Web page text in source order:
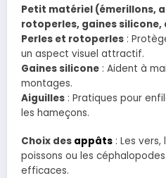
Petit matériel (émerillons,
rotoperles, gaines silicone,
Perles et rotoperles :
un aspect visuel attractif.
Gaines silicone : Aident à
montages.
Aiguilles : Pratiques pour
les hameçons.
Choix des appâts : Les
poissons ou les
efficaces.